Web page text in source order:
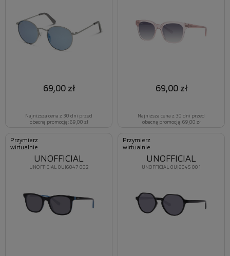
69,00 zł
Najniższa cena z 30 dni przed
obecną promocją: 69,00 zł
69,00 zł
Najniższa cena z 30 dni przed
obecną promocją: 69,00 zł
Przymierz
wirtualnie
UNOFFICIAL 0UJ6047 002
UNOFFICIAL
Przymierz
wirtualnie
UNOFFICIAL 0UJ6045 001
UNOFFICIAL